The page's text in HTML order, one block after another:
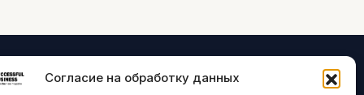
Согласие на обработку данных